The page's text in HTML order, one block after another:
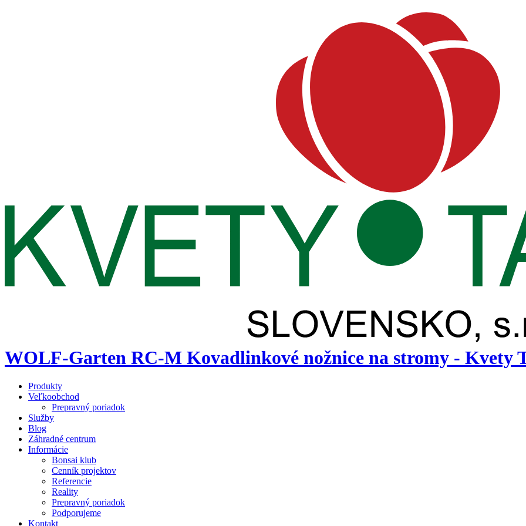
WOLF-Garten RC-M Kovadlinkové nožnice na stromy - Kvety
Produkty
Veľkoobchod
Prepravný poriadok
Služby
Blog
Záhradné centrum
Informácie
Bonsai klub
Cenník projektov
Referencie
Reality
Prepravný poriadok
Podporujeme
Kontakt